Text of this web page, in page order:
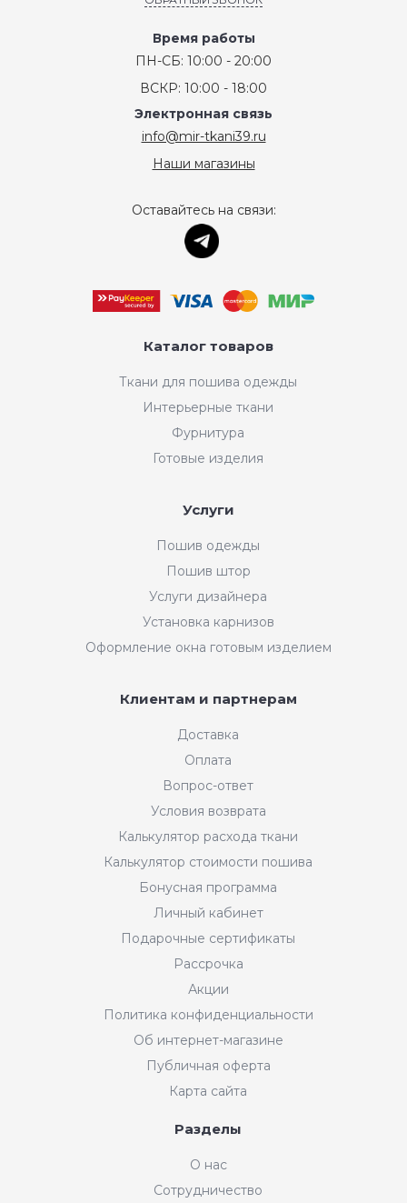
Интернет-магазин "Мир
Время работы
ПН-СБ: 10:00 - 20:00
ВСКР: 10:00 - 18:00
Электронная связь
info@mir-tkani39.ru
Наши магазины
Оставайтесь на связи:
Каталог товаров
Ткани для пошива одежды
Интерьерные ткани
Фурнитура
Готовые изделия
Услуги
Пошив одежды
Пошив штор
Услуги дизайнера
Установка карнизов
Оформление окна готовым изделием
Клиентам и партнерам
Доставка
Оплата
Вопрос-ответ
Условия возврата
Калькулятор расхода ткани
Калькулятор стоимости пошива
Бонусная программа
Личный кабинет
Подарочные сертификаты
Рассрочка
Акции
Политика конфиденциальности
Об интернет-магазине
Публичная оферта
Карта сайта
Разделы
О нас
Сотрудничество